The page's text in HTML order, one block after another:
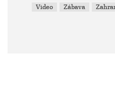
Video
Zábava